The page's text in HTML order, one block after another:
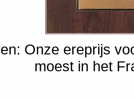
Onze ereprijs
moest in het